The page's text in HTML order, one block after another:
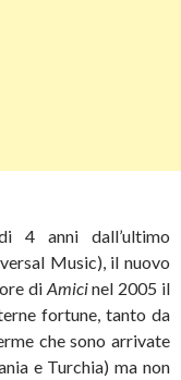
4 anni dall’ultimo
Music), il nuovo
di Amicinel 2005 il
fortune, tanto da
che sono arrivate
e Turchia) ma non